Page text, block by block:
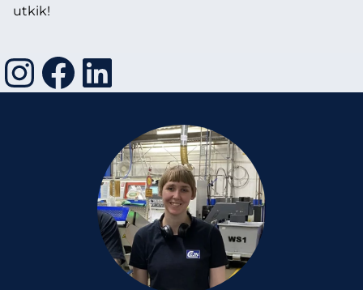
utkik!
Instagram
Facebook
LinkedIn